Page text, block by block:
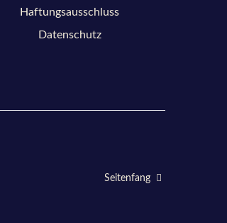
Haftungsausschluss
Datenschutz
Seitenfang